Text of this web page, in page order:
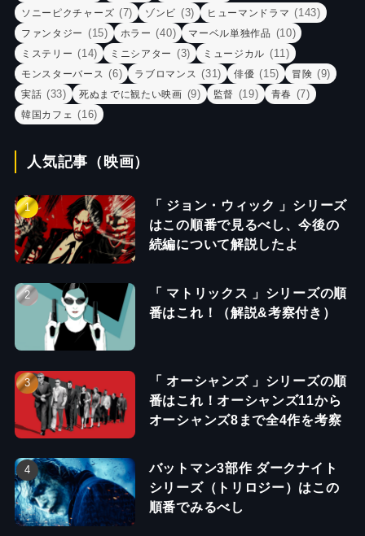
ソニーピクチャーズ (7) ゾンビ (3) ヒューマンドラマ (143)
ファンタジー (15) ホラー (40) マーベル単独作品 (10)
ミステリー (14) ミニシアター (3) ミュージカル (11)
モンスターバース (6) ラブロマンス (31) 俳優 (15) 冒険 (9)
実話 (33) 死ぬまでに観たい映画 (9) 監督 (19) 青春 (7)
韓国カフェ (16)
人気記事（映画）
「 ジョン・ウィック 」シリーズ
はこの順番で見るべし、今後の
続編について解説したよ
「 マトリックス 」シリーズの順
番はこれ！（解説&考察付き）
「 オーシャンズ 」シリーズの順
番はこれ！オーシャンズ11から
オーシャンズ8まで全4作を考察
バットマン3部作 ダークナイト
シリーズ（トリロジー）はこの
順番でみるべし